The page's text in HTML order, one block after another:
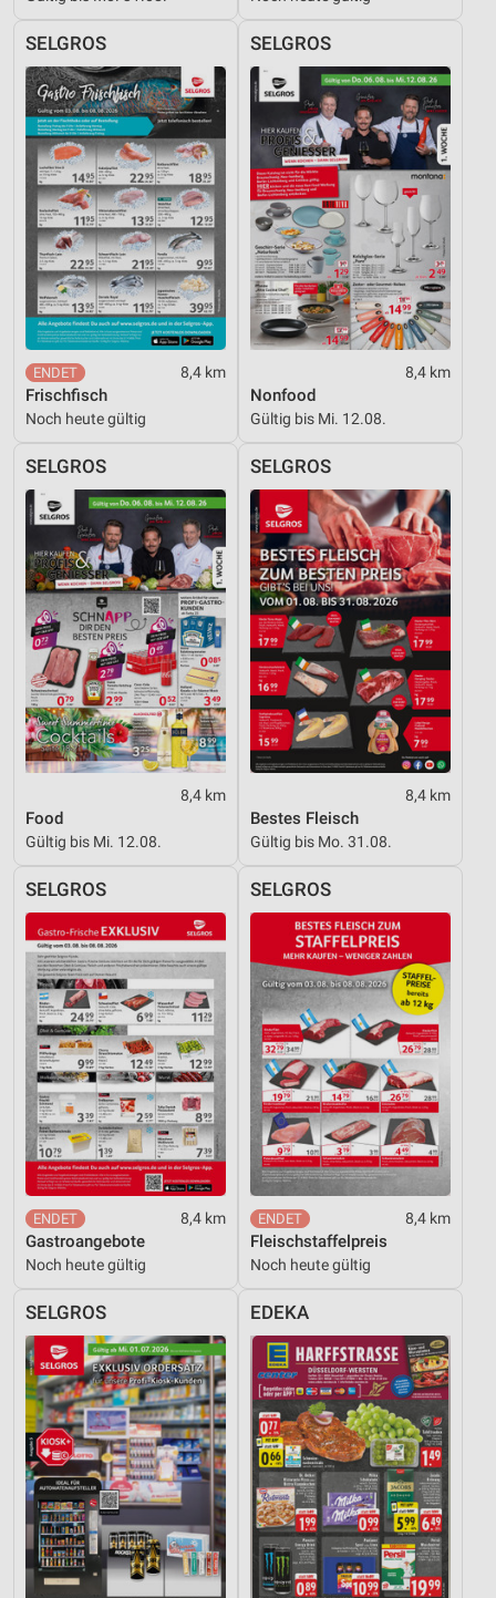
SELGROS
8,4 km
Frischfisch
Noch heute gültig
SELGROS
8,4 km
Nonfood
Gültig bis Mi. 12.08.
SELGROS
8,4 km
Food
Gültig bis Mi. 12.08.
SELGROS
8,4 km
Bestes Fleisch
Gültig bis Mo. 31.08.
SELGROS
8,4 km
Gastroangebote
Noch heute gültig
SELGROS
8,4 km
Fleischstaffelpreis
Noch heute gültig
SELGROS EDEKA